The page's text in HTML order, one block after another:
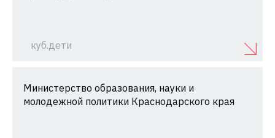
куб.дети
Министерство образования, науки и
молодежной политики Краснодарского края